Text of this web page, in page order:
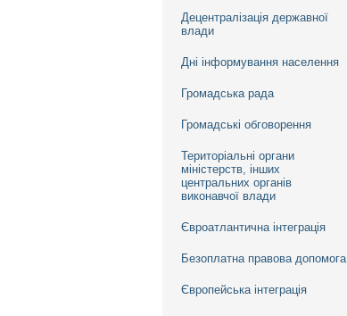
Децентралізація державної
влади
Дні інформування населення
Громадська рада
Громадські обговорення
Територіальні органи
міністерств, інших
центральних органів
виконавчої влади
Євроатлантична інтеграція
Безоплатна правова допомога
Європейська інтеграція